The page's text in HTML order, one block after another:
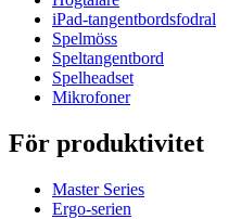
iPad-tangentbordsfodral
Spelmöss
Speltangentbord
Spelheadset
Mikrofoner
För produktivitet
Master Series
Ergo-serien